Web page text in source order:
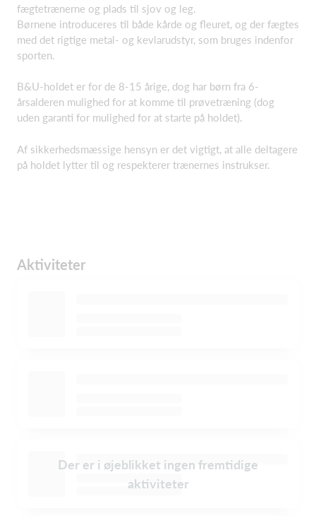
fægtetrænerne og plads til sjov og leg.
Børnene introduceres til både kårde og fleuret, og der fægtes
med det rigtige metal- og kevlarudstyr, som bruges indenfor
sporten.
B&U-holdet er for de 8-15 årige, dog har børn fra 6-
årsalderen mulighed for at komme til prøvetræning (dog
uden garanti for mulighed for at starte på holdet).
Af sikkerhedsmæssige hensyn er det vigtigt, at alle deltagere
på holdet lytter til og respekterer trænernes instrukser.
Aktiviteter
Der er i øjeblikket ingen fremtidige
aktiviteter